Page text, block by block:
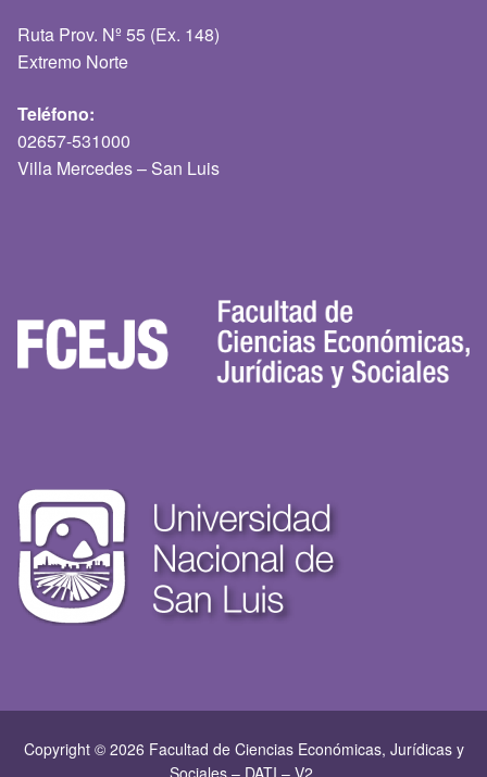
Ruta Prov. Nº 55 (Ex. 148)
Extremo Norte
Teléfono:
02657-531000
Villa Mercedes – San Luis
Copyright © 2026 Facultad de Ciencias Económicas, Jurí­dicas y